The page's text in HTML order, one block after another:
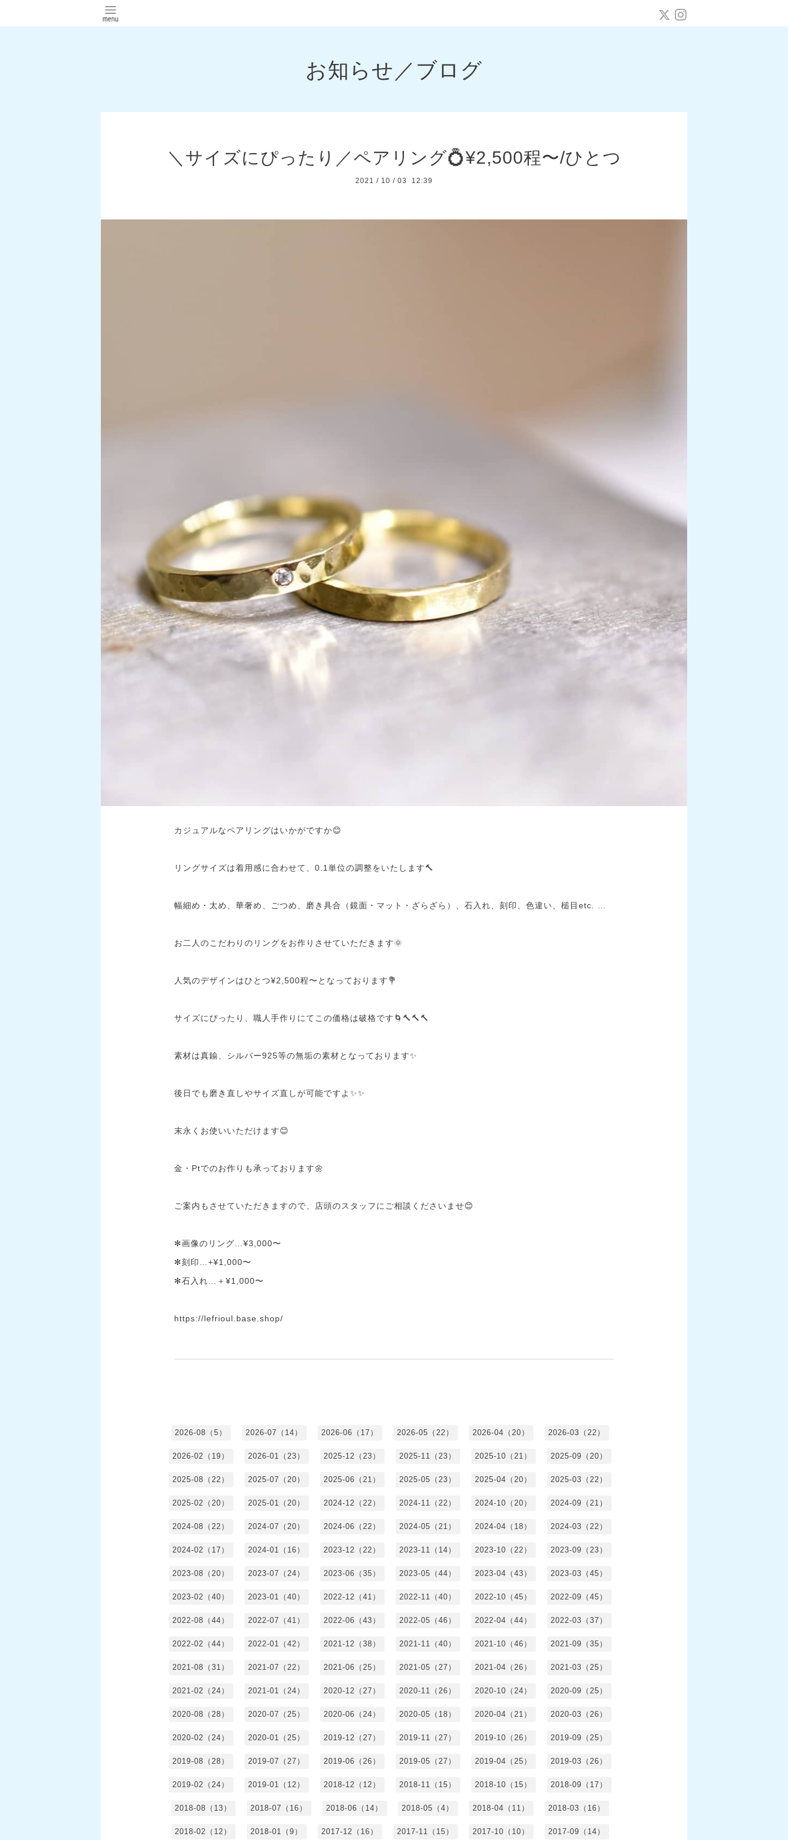
お知らせ／ブログ
＼サイズにぴったり／ペアリング💍¥2,500程〜/ひとつ
2021 / 10 / 03 12:39
カジュアルなペアリングはいかがですか😊
リングサイズは着用感に合わせて、0.1単位の調整をいたします🔨
幅細め・太め、華奢め、ごつめ、磨き具合（鏡面・マット・ざらざら）、石入れ、刻印、色違い、槌目etc. …
お二人のこだわりのリングをお作りさせていただきます🌞
人気のデザインはひとつ¥2,500程〜となっております💐
サイズにぴったり、職人手作りにてこの価格は破格です🌀🔨🔨🔨
素材は真鍮、シルバー925等の無垢の素材となっております✨
後日でも磨き直しやサイズ直しが可能ですよ✨✨
末永くお使いいただけます😊
金・Ptでのお作りも承っております🌼
ご案内もさせていただきますので、店頭のスタッフにご相談くださいませ😊
✻画像のリング…¥3,000〜
✻刻印…+¥1,000〜
✻石入れ…＋¥1,000〜
https://lefrioul.base.shop/
2026-08（5） 2026-07（14） 2026-06（17） 2026-05（22） 2026-04（20） 2026-03（22）
2026-02（19） 2026-01（23） 2025-12（23） 2025-11（23） 2025-10（21） 2025-09（20）
2025-08（22） 2025-07（20） 2025-06（21） 2025-05（23） 2025-04（20） 2025-03（22）
2025-02（20） 2025-01（20） 2024-12（22） 2024-11（22） 2024-10（20） 2024-09（21）
2024-08（22） 2024-07（20） 2024-06（22） 2024-05（21） 2024-04（18） 2024-03（22）
2024-02（17） 2024-01（16） 2023-12（22） 2023-11（14） 2023-10（22） 2023-09（23）
2023-08（20） 2023-07（24） 2023-06（35） 2023-05（44） 2023-04（43） 2023-03（45）
2023-02（40） 2023-01（40） 2022-12（41） 2022-11（40） 2022-10（45） 2022-09（45）
2022-08（44） 2022-07（41） 2022-06（43） 2022-05（46） 2022-04（44） 2022-03（37）
2022-02（44） 2022-01（42） 2021-12（38） 2021-11（40） 2021-10（46） 2021-09（35）
2021-08（31） 2021-07（22） 2021-06（25） 2021-05（27） 2021-04（26） 2021-03（25）
2021-02（24） 2021-01（24） 2020-12（27） 2020-11（26） 2020-10（24） 2020-09（25）
2020-08（28） 2020-07（25） 2020-06（24） 2020-05（18） 2020-04（21） 2020-03（26）
2020-02（24） 2020-01（25） 2019-12（27） 2019-11（27） 2019-10（26） 2019-09（25）
2019-08（28） 2019-07（27） 2019-06（26） 2019-05（27） 2019-04（25） 2019-03（26）
2019-02（24） 2019-01（12） 2018-12（12） 2018-11（15） 2018-10（15） 2018-09（17）
2018-08（13） 2018-07（16） 2018-06（14） 2018-05（4） 2018-04（11） 2018-03（16）
2018-02（12） 2018-01（9） 2017-12（16） 2017-11（15） 2017-10（10） 2017-09（14）